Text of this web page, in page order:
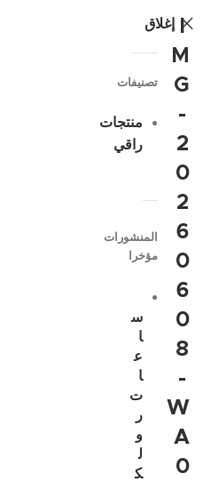
I
M
G
-
2
0
2
6
0
6
0
8
-
W
A
0
إغلاق
تصنيفات
منتجات
راقي
المنشورات
مؤخرا
س
ا
ع
ا
ت
ر
و
ل
ك